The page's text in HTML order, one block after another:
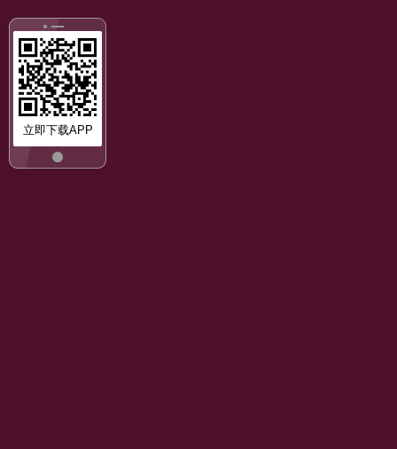
立即下载APP